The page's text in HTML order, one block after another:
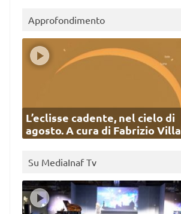
Approfondimento
L’eclisse cadente, nel cielo di
agosto. A cura di Fabrizio Villa
Su MediaInaf Tv